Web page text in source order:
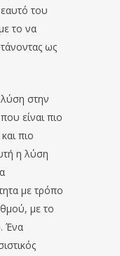
του
το να
ως
στην
είναι πιο
πιο
η λύση
με τρόπο
με το
Ένα